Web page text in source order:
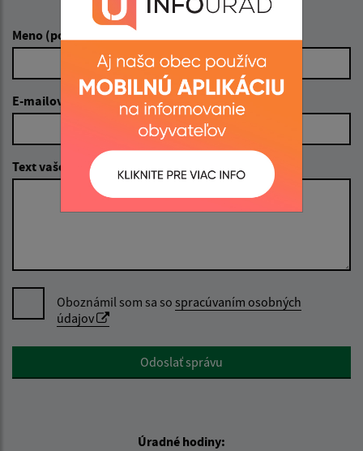
Napíšte nám:
Meno (povinné)
E-mailová adresa (povinné)
Text vašej správy (povinné)
Oboznámil som sa so spracúvaním osobných
údajov
Google reCaptcha ResponseOdoslať správu
Úradné hodiny: